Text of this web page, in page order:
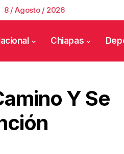
8 / Agosto / 2026
Chiapas
Y Se